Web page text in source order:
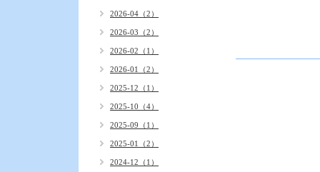
2026-04（2）
2026-03（2）
2026-02（1）
2026-01（2）
2025-12（1）
2025-10（4）
2025-09（1）
2025-01（2）
2024-12（1）